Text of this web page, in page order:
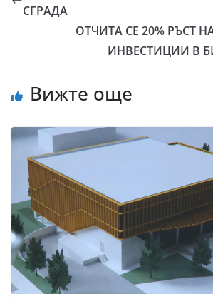
СГРАДА
ОТЧИТА СЕ 20% РЪСТ
ИНВЕСТИЦИИ В
Вижте още